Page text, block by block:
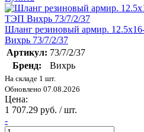
Шланг резиновый армир.
Вихрь 73/7/2/37
Артикул: 73/7/2/37
Бренд:
Вихрь
На складе 1 шт.
Обновлено 07.08.2026
Цена:
1 707.29 руб. / шт.
-